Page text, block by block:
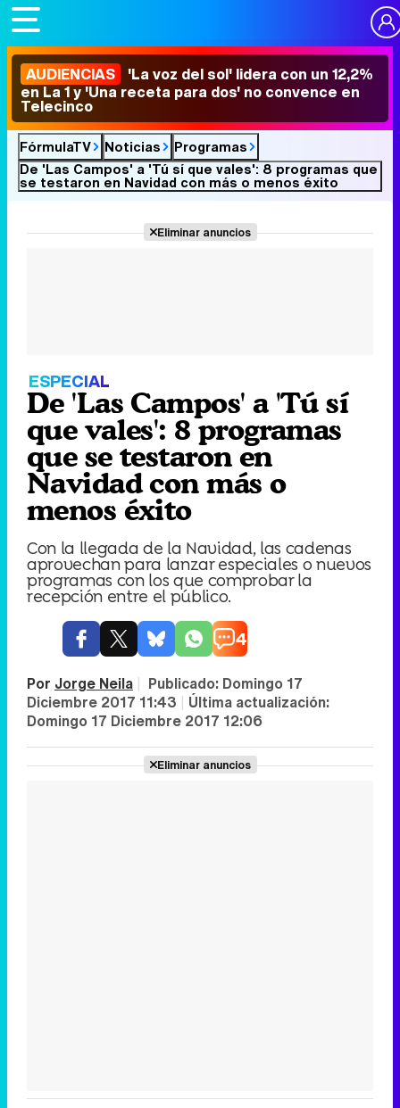
AUDIENCIAS 'La voz del sol' lidera con un 12,2%
en La 1 y 'Una receta para dos' no convence en
Telecinco
FórmulaTV Noticias
Programas
De 'Las Campos' a 'Tú sí que vales': 8 programas que
se testaron en Navidad con más o menos éxito
Eliminar anuncios
ESPECIAL
De 'Las Campos' a 'Tú sí
que vales': 8 programas
que se testaron en
Navidad con más o
menos éxito
Con la llegada de la Navidad, las cadenas
aprovechan para lanzar especiales o nuevos
programas con los que comprobar la
recepción entre el público.
4
Por Jorge Neila | Publicado: Domingo 17
Diciembre 2017 11:43 | Última actualización:
Domingo 17 Diciembre 2017 12:06
Eliminar anuncios